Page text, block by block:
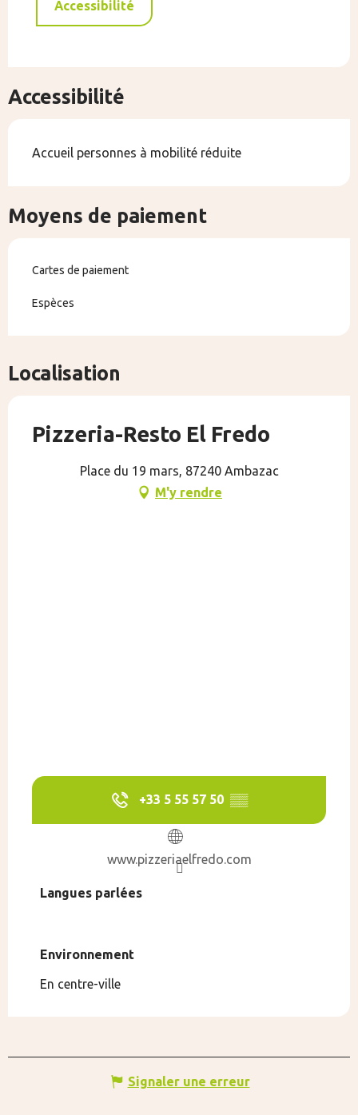
Accessibilité
Accessibilité
Accueil personnes à mobilité réduite
Moyens de paiement
Cartes de paiement
Espèces
Localisation
Pizzeria-Resto El Fredo
Place du 19 mars, 87240 Ambazac
M'y rendre
+33 5 55 57 50 ▒▒
www.pizzeriaelfredo.com
Langues parlées
Langues parlées
Environnement
Environnement
En centre-ville
Signaler une erreur